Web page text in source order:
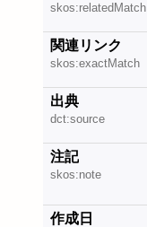
skos:relatedMatch
関連リンク
skos:exactMatch
出典
dct:source
注記
skos:note
作成日